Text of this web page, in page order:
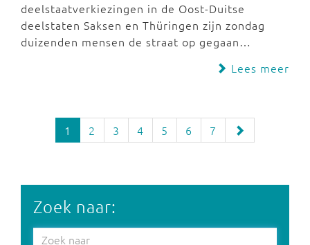
deelstaatverkiezingen in de Oost-Duitse
deelstaten Saksen en Thüringen zijn zondag
duizenden mensen de straat op gegaan…
Lees meer
1 2 3 4 5 6 7
Zoek naar: